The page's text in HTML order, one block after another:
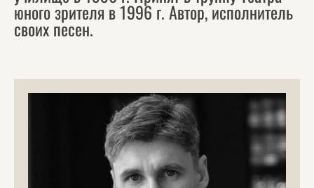
юного зрителя в 1996 г. Автор, исполнитель
своих песен.